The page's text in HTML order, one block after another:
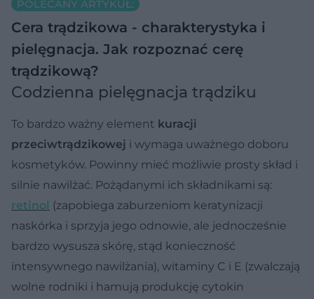
POLECANY ARTYKUŁ:
Cera trądzikowa - charakterystyka i
pielęgnacja. Jak rozpoznać cerę
trądzikową?
Codzienna pielęgnacja trądziku
To bardzo ważny element kuracji
przeciwtrądzikowej i wymaga uważnego doboru
kosmetyków. Powinny mieć możliwie prosty skład i
silnie nawilżać. Pożądanymi ich składnikami są:
retinol (zapobiega zaburzeniom keratynizacji
naskórka i sprzyja jego odnowie, ale jednocześnie
bardzo wysusza skórę, stąd konieczność
intensywnego nawilżania), witaminy C i E (zwalczają
wolne rodniki i hamują produkcję cytokin